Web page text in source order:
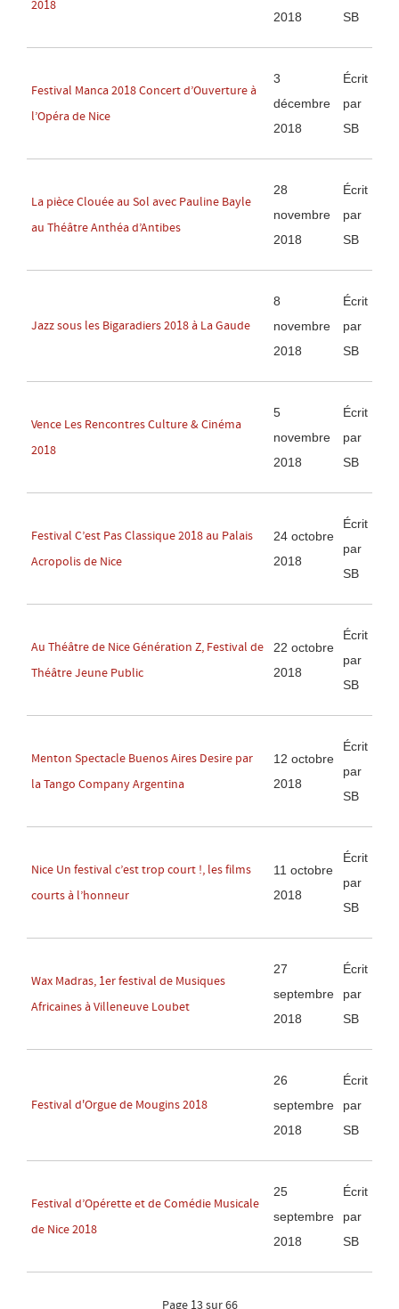
2018
2018
SB
Festival Manca 2018 Concert d’Ouverture à
l’Opéra de Nice
3
décembre
2018
Écrit
par
SB
La pièce Clouée au Sol avec Pauline Bayle
au Théâtre Anthéa d’Antibes
28
novembre
2018
Écrit
par
SB
Jazz sous les Bigaradiers 2018 à La Gaude
8
novembre
2018
Écrit
par
SB
Vence Les Rencontres Culture & Cinéma
2018
5
novembre
2018
Écrit
par
SB
Festival C’est Pas Classique 2018 au Palais
Acropolis de Nice
24 octobre
2018
Écrit
par
SB
Au Théâtre de Nice Génération Z, Festival de
Théâtre Jeune Public
22 octobre
2018
Écrit
par
SB
Menton Spectacle Buenos Aires Desire par
la Tango Company Argentina
12 octobre
2018
Écrit
par
SB
Nice Un festival c’est trop court !, les films
courts à l’honneur
11 octobre
2018
Écrit
par
SB
Wax Madras, 1er festival de Musiques
Africaines à Villeneuve Loubet
27
septembre
2018
Écrit
par
SB
Festival d'Orgue de Mougins 2018
26
septembre
2018
Écrit
par
SB
Festival d’Opérette et de Comédie Musicale
de Nice 2018
25
septembre
2018
Écrit
par
SB
Page 13 sur 66